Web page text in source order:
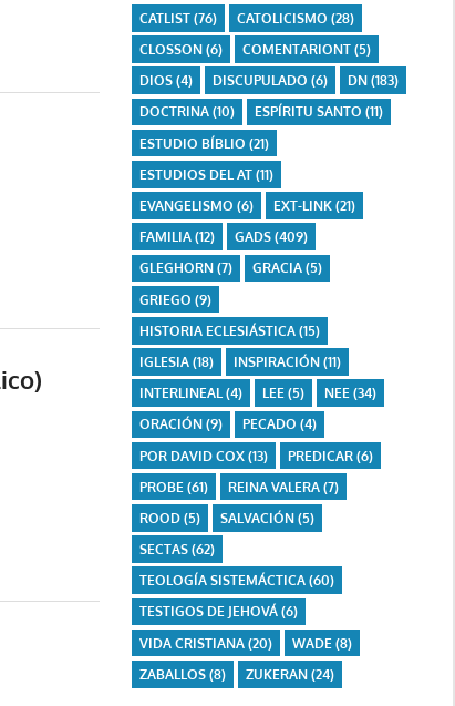
CATLIST(76) CATOLICISMO (28)
CLOSSON(6) COMENTARIONT(5)
DIOS(4) DISCUPULADO (6) DN(183)
DOCTRINA(10) ESPÍRITU SANTO (11)
ESTUDIO BÍBLIO (21)
ESTUDIOS DEL AT(11)
EVANGELISMO (6) EXT-LINK(21)
FAMILIA(12) GADS(409)
GLEGHORN(7) GRACIA(5)
GRIEGO (9)
HISTORIA ECLESIÁSTICA(15)
IGLESIA(18) INSPIRACIÓN(11)
INTERLINEAL(4) LEE(5) NEE(34)
ORACIÓN(9) PECADO (4)
POR DAVID COX(13) PREDICAR(6)
PROBE (61) REINA VALERA(7)
ROOD(5) SALVACIÓN(5)
SECTAS(62)
TEOLOGÍA SISTEMÁCTICA(60)
TESTIGOS DE JEHOVÁ(6)
VIDA CRISTIANA(20) WADE (8)
ZABALLOS(8) ZUKERAN(24)